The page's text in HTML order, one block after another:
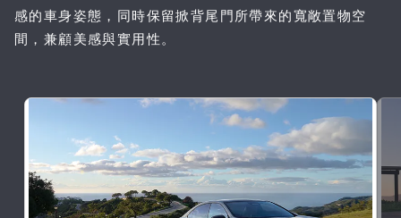
感的車身姿態，同時保留掀背尾門所帶來的寬敞置物空
間，兼顧美感與實用性。